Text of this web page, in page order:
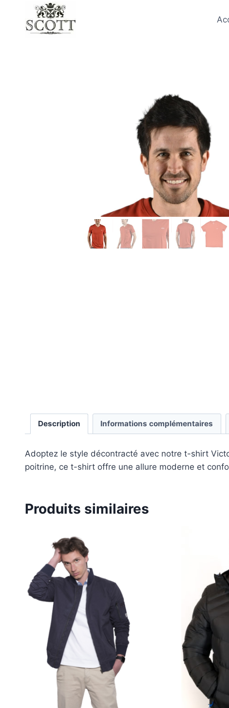
Description Informations complémentaires
Adoptez le style décontracté avec notre t-shirt
poitrine, ce t-shirt offre une allure moderne et
Produits similaires